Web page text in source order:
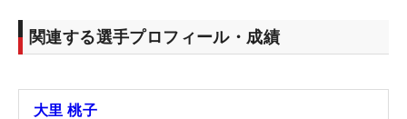
関連する選手プロフィール・成績
大里 桃子